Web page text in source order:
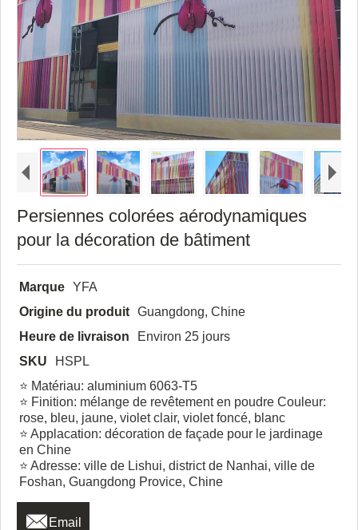
Persiennes colorées aérodynamiques
pour la décoration de bâtiment
Marque YFA
Origine du produit Guangdong, Chine
Heure de livraison
Environ 25 jours
SKU
HSPL
⭐ Matériau: aluminium 6063-T5
⭐ Finition: mélange de revêtement en poudre Couleur:
rose, bleu, jaune, violet clair, violet foncé, blanc
⭐ Applacation: décoration de façade pour le jardinage
en Chine
⭐ Adresse: ville de Lishui, district de Nanhai, ville de
Foshan, Guangdong Provice, Chine
 Email